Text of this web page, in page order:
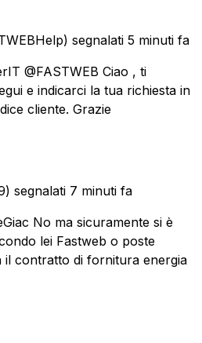
segnalati 5 minuti fa
@FASTWEB Ciao , ti
e indicarci la tua richiesta in
cliente. Grazie
segnalati 7 minuti fa
No ma sicuramente si è
lei Fastweb o poste
il contratto di fornitura energia